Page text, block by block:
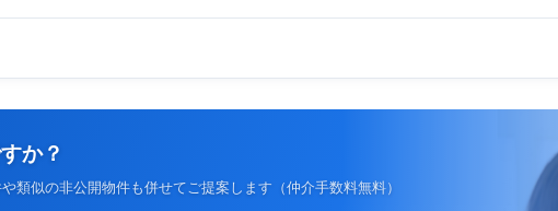
か？
類似の非公開物件も併せてご提案します（仲介手数料無料）